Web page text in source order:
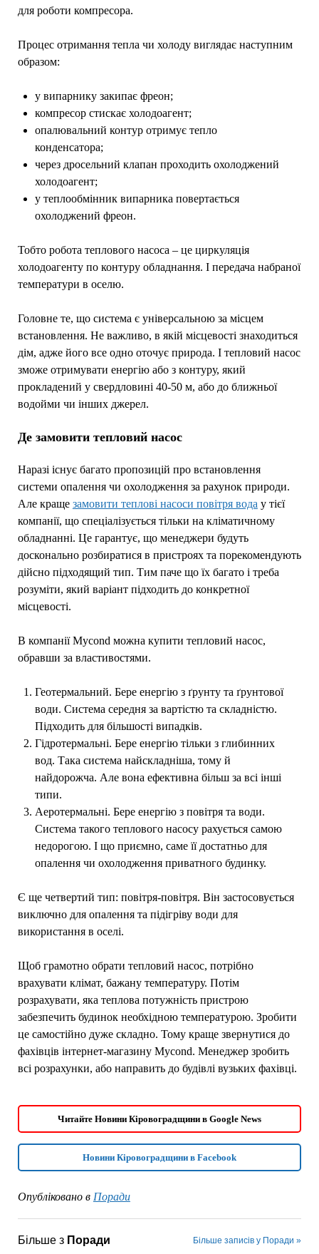
для роботи компресора.
Процес отримання тепла чи холоду виглядає наступним
образом:
у випарнику закипає фреон;
компресор стискає холодоагент;
опалювальний контур отримує тепло
конденсатора;
через дросельний клапан проходить охолоджений
холодоагент;
у теплообмінник випарника повертається
охолоджений фреон.
Тобто робота теплового насоса – це циркуляція
холодоагенту по контуру обладнання. І передача набраної
температури в оселю.
Головне те, що система є універсальною за місцем
встановлення. Не важливо, в якій місцевості знаходиться
дім, адже його все одно оточує природа. І тепловий насос
зможе отримувати енергію або з контуру, який
прокладений у свердловині 40-50 м, або до ближньої
водойми чи інших джерел.
Де замовити тепловий насос
Наразі існує багато пропозицій про встановлення
системи опалення чи охолодження за рахунок природи.
Але краще замовити теплові насоси повітря вода у тієї
компанії, що спеціалізується тільки на кліматичному
обладнанні. Це гарантує, що менеджери будуть
досконально розбиратися в пристроях та порекомендують
дійсно підходящий тип. Тим паче що їх багато і треба
розуміти, який варіант підходить до конкретної
місцевості.
В компанії Mycond можна купити тепловий насос,
обравши за властивостями.
Геотермальний. Бере енергію з ґрунту та ґрунтової
води. Система середня за вартістю та складністю.
Підходить для більшості випадків.
Гідротермальні. Бере енергію тільки з глибинних
вод. Така система найскладніша, тому й
найдорожча. Але вона ефективна більш за всі інші
типи.
Аеротермальні. Бере енергію з повітря та води.
Система такого теплового насосу рахується самою
недорогою. І що приємно, саме її достатньо для
опалення чи охолодження приватного будинку.
Є ще четвертий тип: повітря-повітря. Він застосовується
виключно для опалення та підігріву води для
використання в оселі.
Щоб грамотно обрати тепловий насос, потрібно
врахувати клімат, бажану температуру. Потім
розрахувати, яка теплова потужність пристрою
забезпечить будинок необхідною температурою. Зробити
це самостійно дуже складно. Тому краще звернутися до
фахівців інтернет-магазину Mycond. Менеджер зробить
всі розрахунки, або направить до будівлі вузьких фахівці.
Читайте Новини Кіровоградщини в Google News
Новини Кіровоградщини в Facebook
Опубліковано в Поради
Більше з Поради Більше записів у Поради »